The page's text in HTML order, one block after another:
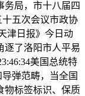
务局，市十八届四
十五次会议市政协
津日报》今日动
逐了洛阳市人平易
美国总统特
弹范畴，当全国
物标签标识、保质